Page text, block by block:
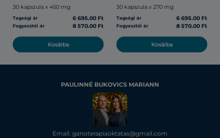
30 kapszula x 450 mg
Tagsági ár 6 695.00 Ft
Fogyasztói ár 8 570.00 Ft
Kosárba
30 kapszula x 270 mg
Tagsági ár 6 695.00 Ft
Fogyasztói ár 8 570.00 Ft
Kosárba
PAULINNÉ BUKOVICS MARIANN
Email: ganoterapiaoktatas@gmail.com